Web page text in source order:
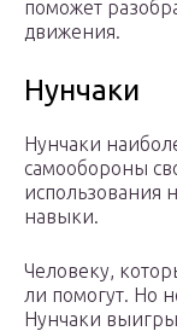
поможет
движения.
Нунчаки
Нунчаки
самообороны
использования
навыки.
Человеку,
ли помогут. Но
Нунчаки